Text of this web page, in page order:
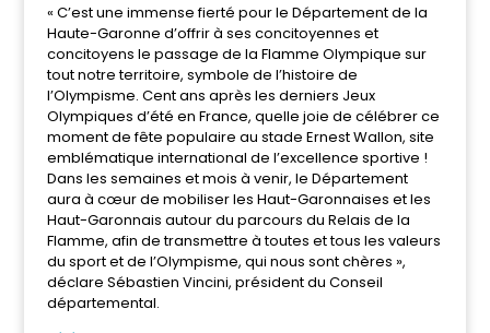
« C’est une immense fierté pour le Département de la
Haute-Garonne d’offrir à ses concitoyennes et
concitoyens le passage de la Flamme Olympique sur
tout notre territoire, symbole de l’histoire de
l’Olympisme. Cent ans après les derniers Jeux
Olympiques d’été en France, quelle joie de célébrer ce
moment de fête populaire au stade Ernest Wallon, site
emblématique international de l’excellence sportive !
Dans les semaines et mois à venir, le Département
aura à cœur de mobiliser les Haut-Garonnaises et les
Haut-Garonnais autour du parcours du Relais de la
Flamme, afin de transmettre à toutes et tous les valeurs
du sport et de l’Olympisme, qui nous sont chères »,
déclare Sébastien Vincini, président du Conseil
départemental.